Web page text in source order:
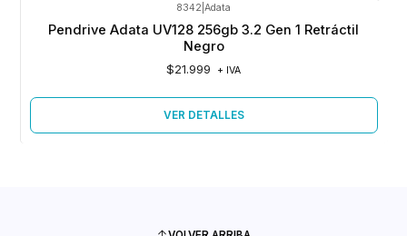
8342 Adata
Pendrive Adata UV128 256gb 3.2 Gen 1 Retráctil
Negro
$21.999 + IVA
VER DETALLES